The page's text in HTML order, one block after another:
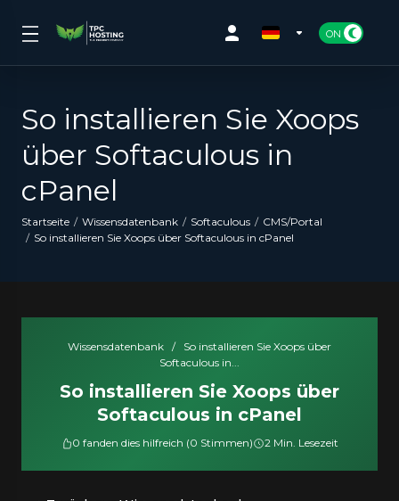
So installieren Sie Xoops
über Softaculous in
cPanel
Startseite Wissensdatenbank Softaculous
CMS/Portal
So installieren Sie Xoops über Softaculous in cPanel
Wissensdatenbank /
So installieren Sie Xoops über
Softaculous in...
So installieren Sie Xoops über
Softaculous in cPanel
0 fanden dies hilfreich (0 Stimmen) 2 Min. Lesezeit